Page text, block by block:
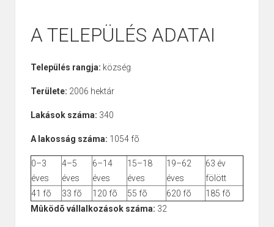
A TELEPÜLÉS ADATAI
Település rangja: község
Területe: 2006 hektár
Lakások száma: 340
A lakosság száma: 1054 fõ
0–3
éves
4–5
éves
6–14
éves
15–18
éves
19–62
éves
63 év
fölött
41 fõ
33 fõ 120 fõ 55 fõ 620 fõ
185 fõ
Mûködõ vállalkozások száma: 32